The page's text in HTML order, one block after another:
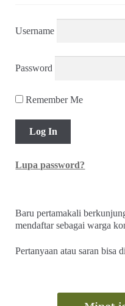
Username
Password
Remember Me
Lupa password?
Baru pertamakali
mendaftar sebagai warga
Pertanyaan atau saran bisa